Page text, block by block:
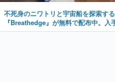
不死身のニワトリと宇宙船を探索す
『Breathedge』が無料で配布中。